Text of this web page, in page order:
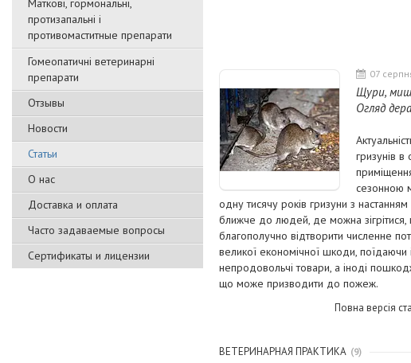
Маткові, гормональні,
протизапальні і
противомаститные препарати
Гомеопатичні ветеринарні
препарати
Отзывы
Новости
Статьи
О нас
Доставка и оплата
Часто задаваемые вопросы
Сертификаты и лицензии
07
Щури,
Огляд
гризунів в
сезонною
одну тисячу років гризуни з
ближче до людей, де можна зігрітися,
благополучно відтворити численне
великої економічної шкоди, поїдаючи
непродовольчі товари, а іноді
що може призводити до пожеж.
Повна версія
ВЕТЕРИНАРНАЯ ПРАКТИКА 9